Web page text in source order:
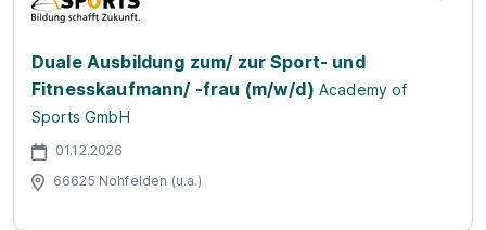
Duale Ausbildung zum/ zur Sport- und
Fitnesskaufmann/ -frau (m/w/d) Academy of
Sports GmbH
01.12.2026
66625 Nohfelden (u.a.)